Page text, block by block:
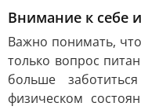
Внимание к себе
Важно понимать,
только вопрос
больше
физическом